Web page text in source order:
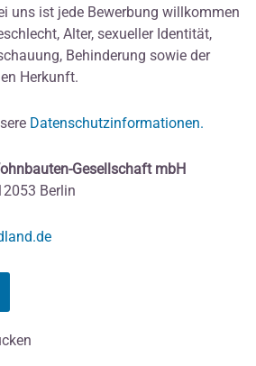
uns ist jede Bewerbung willkommen
Alter, sexueller Identität,
Behinderung sowie der
Herkunft.
Datenschutzinformationen.
Gesellschaft mbH
Berlin